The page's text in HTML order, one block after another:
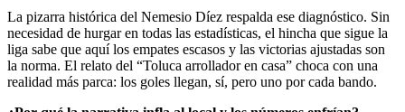
La pizarra histórica del Nemesio Díez respalda ese diagnóstico. Sin
necesidad de hurgar en todas las estadísticas, el hincha que sigue la
liga sabe que aquí los empates escasos y las victorias ajustadas son
la norma. El relato del “Toluca arrollador en casa” choca con una
realidad más parca: los goles llegan, sí, pero uno por cada bando.